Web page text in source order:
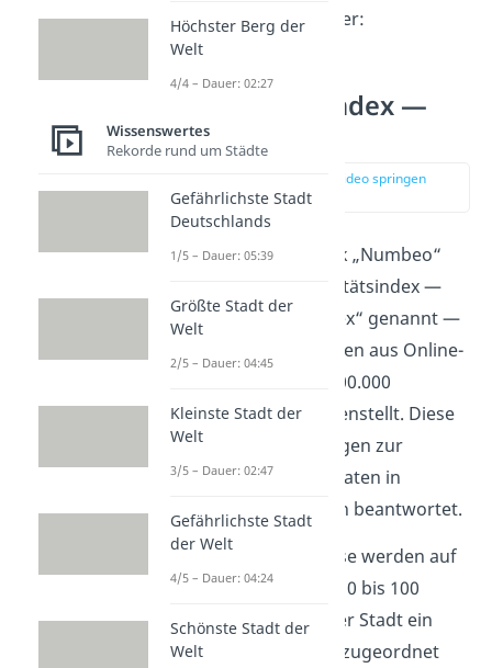
solltest, erfährst du hier:
Kriminalitätsindex —
Kritik
zur Stelle im Video springen
(03:40)
Die globale Datenbank „Numbeo“
erstellt ihren Kriminalitätsindex —
oder auch „Crime Index“ genannt —
indem sie Informationen aus Online-
Umfragen von über 100.000
Teilnehmern zusammenstellt. Diese
Teilnehmer haben Fragen zur
Kriminalität und Straftaten in
verschiedenen Städten beantwortet.
Die Umfrageergebnisse werden auf
einer Punkteskala von 0 bis 100
dargestellt, wobei jeder Stadt ein
entsprechender Wert zugeordnet
Höchster Berg der
Welt
4/4 – Dauer: 02:27
Wissenswertes
Rekorde rund um Städte
Gefährlichste Stadt
Deutschlands
1/5 – Dauer: 05:39
Größte Stadt der
Welt
2/5 – Dauer: 04:45
Kleinste Stadt der
Welt
3/5 – Dauer: 02:47
Gefährlichste Stadt
der Welt
4/5 – Dauer: 04:24
Schönste Stadt der
Welt